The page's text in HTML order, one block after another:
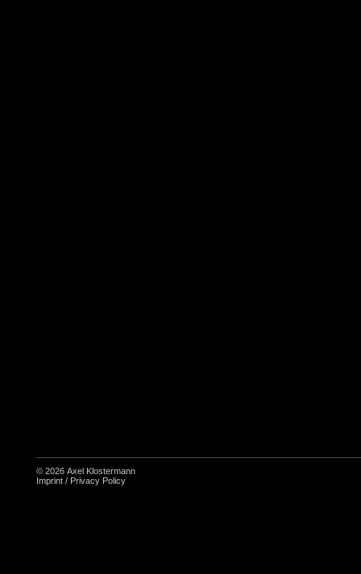
© 2026 Axel Klostermann
Imprint / Privacy Policy